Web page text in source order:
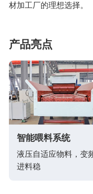
材加工厂的理想选择。
产品亮点
智能喂料系统
液压自适应物料，变
进料稳